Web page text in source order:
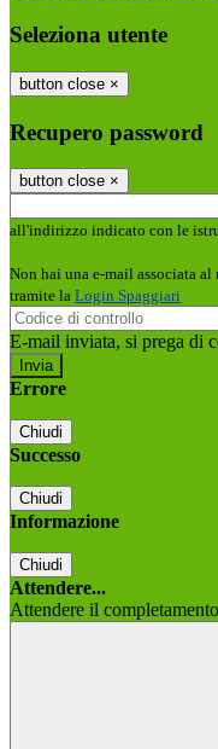
Seleziona utente
button close ×
Recupero password
button close ×
all'indirizzo indicato con le
Non hai una e-mail associata
tramite la Login Spaggiari
E-mail inviata, si prega di
Errore
Chiudi
Successo
Chiudi
Informazione
Chiudi
Attendere...
Attendere il